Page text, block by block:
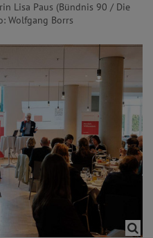
Lisa Paus (Bündnis 90 / Die
Wolfgang Borrs